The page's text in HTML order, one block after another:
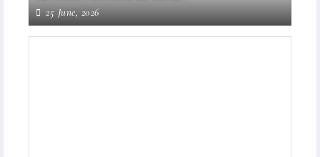
25 June, 2026